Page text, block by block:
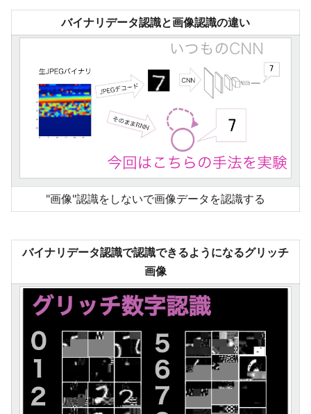
バイナリデータ認識と画像認識の違い
"画像"認識をしないで画像データを認識する
バイナリデータ認識で認識できるようになるグリッチ
画像